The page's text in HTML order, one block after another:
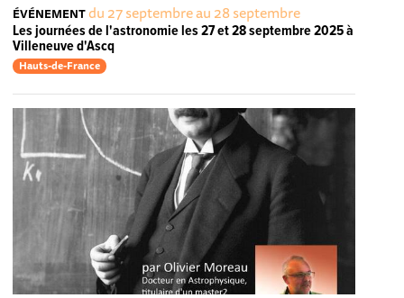
ÉVÉNEMENTdu 27 septembre au 28 septembre
Les journées de l'astronomie les 27 et 28 septembre 2025 à
Villeneuve d'Ascq
Hauts-de-France